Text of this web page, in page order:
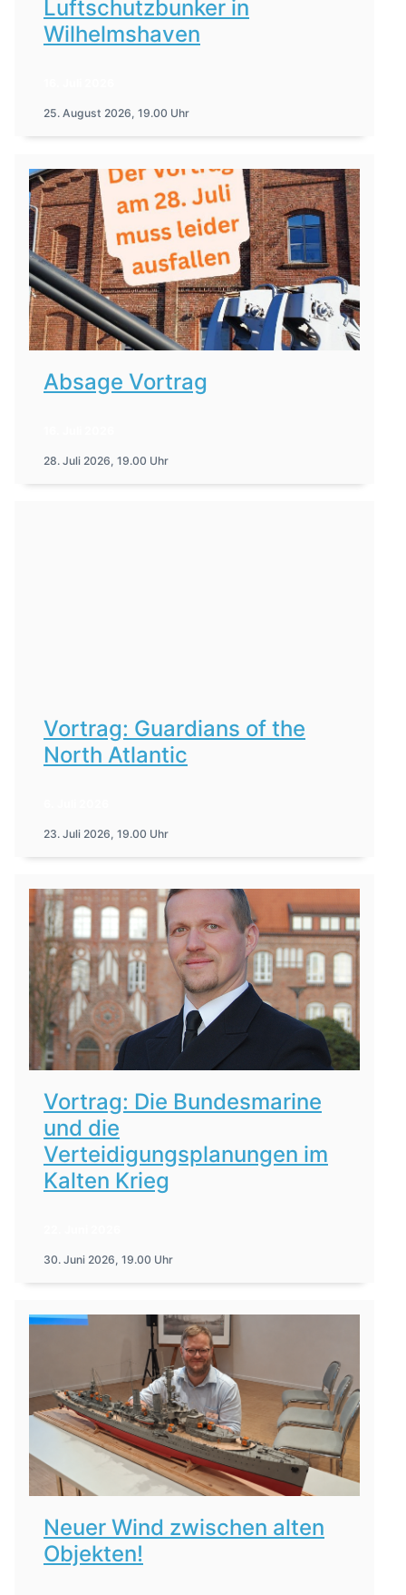
Luftschutzbunker in
Wilhelmshaven
25. August 2026, 19.00 Uhr
Absage Vortrag
28. Juli 2026, 19.00 Uhr
Vortrag: Guardians of the
North Atlantic
23. Juli 2026, 19.00 Uhr
Vortrag: Die Bundesmarine
und die
Verteidigungsplanungen im
Kalten Krieg
30. Juni 2026, 19.00 Uhr
Neuer Wind zwischen alten
Objekten!